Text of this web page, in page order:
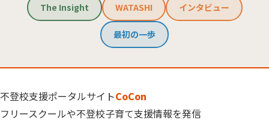
The Insight WATASHI インタビュー
最初の一歩
不登校支援ポータルサイトCoCon
フリースクールや不登校子育て支援情報を発信